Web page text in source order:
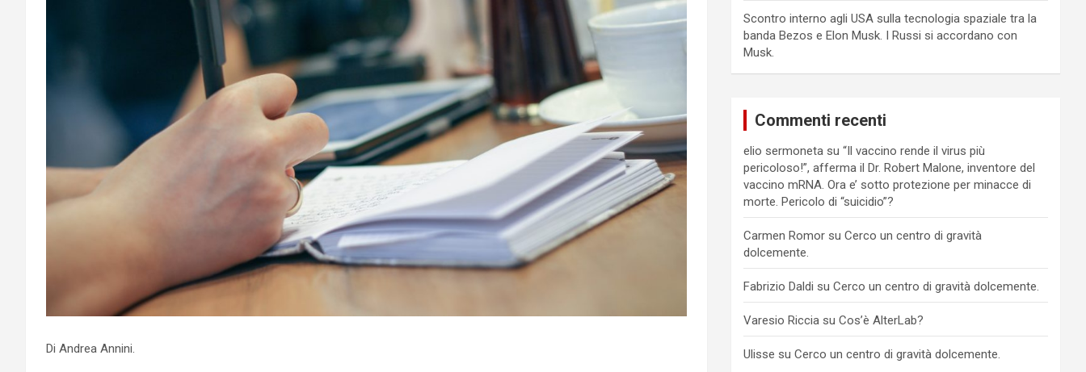
Di Andrea Annini.
Scontro interno agli USA sulla tecnologia spaziale tra la
banda Bezos e Elon Musk. I Russi si accordano con
Musk.
Commenti recenti
elio sermoneta su“Il vaccino rende il virus più
pericoloso!”, afferma il Dr. Robert Malone, inventore del
vaccino mRNA. Ora e’ sotto protezione per minacce di
morte. Pericolo di “suicidio”?
Carmen Romor suCerco un centro di gravità
dolcemente.
Fabrizio Daldi suCerco un centro di gravità dolcemente.
Varesio Riccia suCos’è AlterLab?
Ulisse suCerco un centro di gravità dolcemente.